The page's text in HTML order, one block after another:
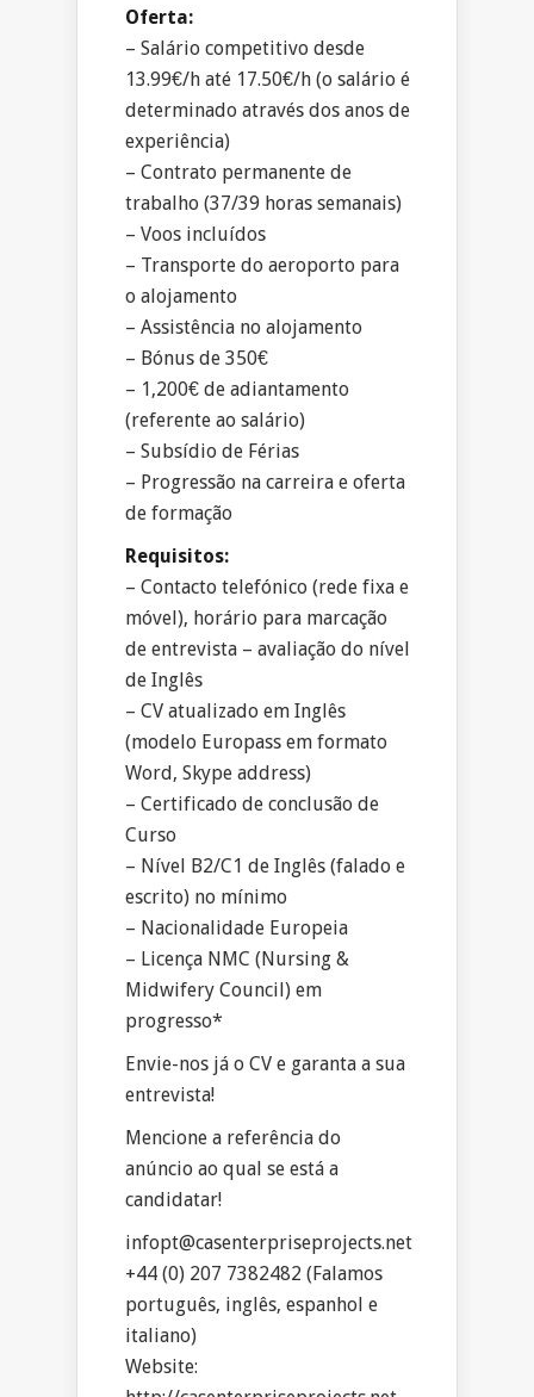
Oferta:
– Salário competitivo desde
13.99€/h até 17.50€/h (o salário é
determinado através dos anos de
experiência)
– Contrato permanente de
trabalho (37/39 horas semanais)
– Voos incluídos
– Transporte do aeroporto para
o alojamento
– Assistência no alojamento
– Bónus de 350€
– 1,200€ de adiantamento
(referente ao salário)
– Subsídio de Férias
– Progressão na carreira e oferta
de formação
Requisitos:
– Contacto telefónico (rede fixa e
móvel), horário para marcação
de entrevista – avaliação do nível
de Inglês
– CV atualizado em Inglês
(modelo Europass em formato
Word, Skype address)
– Certificado de conclusão de
Curso
– Nível B2/C1 de Inglês (falado e
escrito) no mínimo
– Nacionalidade Europeia
– Licença NMC (Nursing &
Midwifery Council) em
progresso*
Envie-nos já o CV e garanta a sua
entrevista!
Mencione a referência do
anúncio ao qual se está a
candidatar!
infopt@casenterpriseprojects.net
+44 (0) 207 7382482 (Falamos
português, inglês, espanhol e
italiano)
Website: